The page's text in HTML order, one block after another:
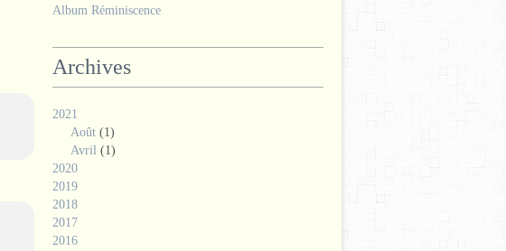
Album Réminiscence
Archives
2021
Août (1)
Avril (1)
2020
2019
2018
2017
2016